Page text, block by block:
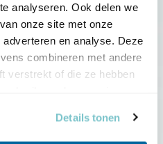
analyseren. Ook delen we
onze site met onze
en analyse. Deze
combineren met andere
verstrekt of die ze hebben
Details tonen